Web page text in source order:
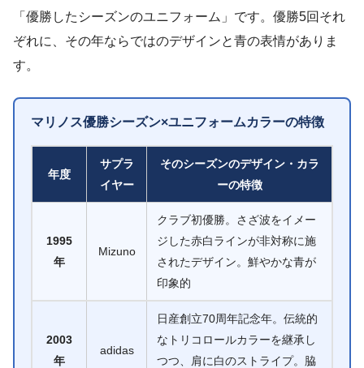
「優勝したシーズンのユニフォーム」です。優勝5回それ
ぞれに、その年ならではのデザインと青の表情がありま
す。
マリノス優勝シーズン×ユニフォームカラーの特徴
年度
サプラ
イヤー
そのシーズンのデザイン・カラ
ーの特徴
1995
年
Mizuno
クラブ初優勝。さざ波をイメー
ジした赤白ラインが非対称に施
されたデザイン。鮮やかな青が
印象的
2003
年
adidas
日産創立70周年記念年。伝統的
なトリコロールカラーを継承し
つつ、肩に白のストライプ。脇